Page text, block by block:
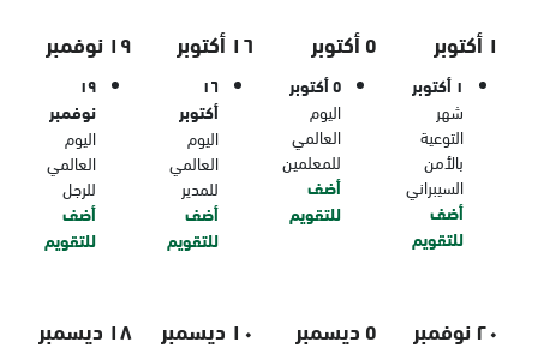
١ أكتوبر
١ أكتوبر
شهر
التوعية
بالأمن
السيبراني
أضف
للتقويم
٥ أكتوبر
٥ أكتوبر
اليوم
العالمي
للمعلمين
أضف
للتقويم
١٦ أكتوبر
١٦
أكتوبر
اليوم
العالمي
للمدير
أضف
للتقويم
١٩ نوفمبر
١٩
نوفمبر
اليوم
العالمي
للرجل
أضف
للتقويم
٢٠ نوفمبر ٥ ديسمبر ١٠ ديسمبر ١٨ ديسمبر